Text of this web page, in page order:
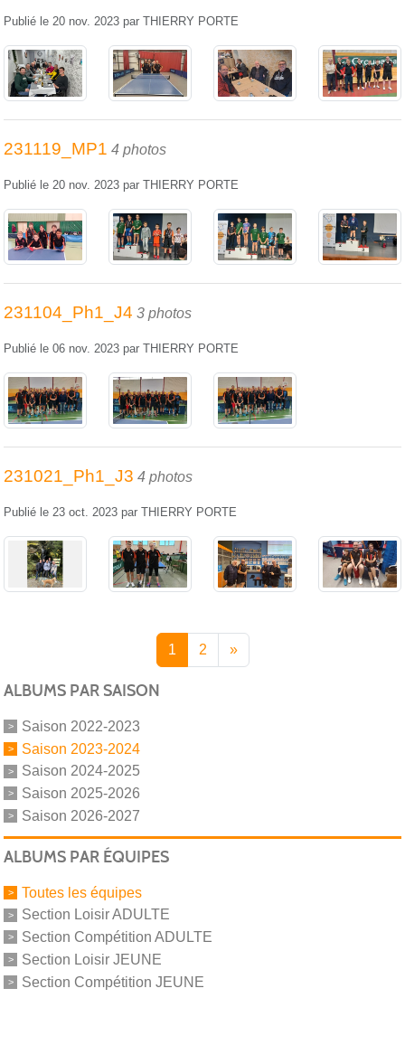
Publié le 20 nov. 2023 par THIERRY PORTE
231119_MP1 4 photos
Publié le 20 nov. 2023 par THIERRY PORTE
231104_Ph1_J4 3 photos
Publié le 06 nov. 2023 par THIERRY PORTE
231021_Ph1_J3 4 photos
Publié le 23 oct. 2023 par THIERRY PORTE
1 2 »
ALBUMS PAR SAISON
Saison 2022-2023
Saison 2023-2024
Saison 2024-2025
Saison 2025-2026
Saison 2026-2027
ALBUMS PAR ÉQUIPES
Toutes les équipes
Section Loisir ADULTE
Section Compétition ADULTE
Section Loisir JEUNE
Section Compétition JEUNE